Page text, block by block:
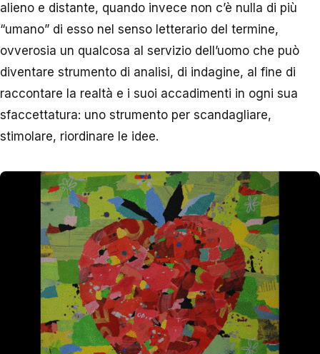
alieno e distante, quando invece non c’è nulla di più
“umano” di esso nel senso letterario del termine,
ovverosia un qualcosa al servizio dell’uomo che può
diventare strumento di analisi, di indagine, al fine di
raccontare la realtà e i suoi accadimenti in ogni sua
sfaccettatura: uno strumento per scandagliare,
stimolare, riordinare le idee.